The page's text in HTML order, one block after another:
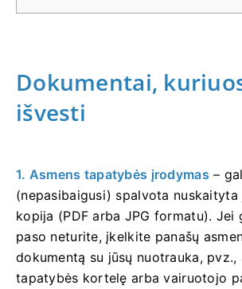
Dokumentai,
išvesti
1. Asmens tapatybės įrodymas –
(nepasibaigusi) spalvota nuskaityta
kopija (PDF arba JPG formatu). Jei
paso neturite, įkelkite panašų
dokumentą su jūsų nuotrauka, pvz.,
tapatybės kortelę arba vairuotojo